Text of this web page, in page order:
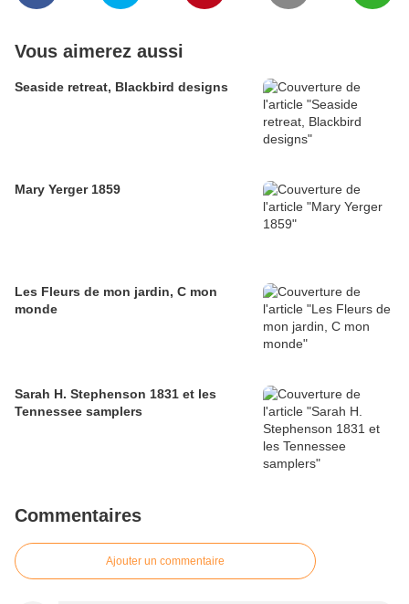
Vous aimerez aussi
Seaside retreat, Blackbird designs
Mary Yerger 1859
Les Fleurs de mon jardin, C mon
monde
Sarah H. Stephenson 1831 et les
Tennessee samplers
Commentaires
Ajouter un commentaire